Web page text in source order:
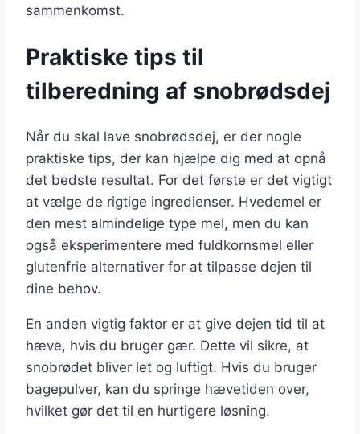
sammenkomst.
Praktiske tips til
tilberedning af snobrødsdej
Når du skal lave snobrødsdej, er der nogle
praktiske tips, der kan hjælpe dig med at opnå
det bedste resultat. For det første er det vigtigt
at vælge de rigtige ingredienser. Hvedemel er
den mest almindelige type mel, men du kan
også eksperimentere med fuldkornsmel eller
glutenfrie alternativer for at tilpasse dejen til
dine behov.
En anden vigtig faktor er at give dejen tid til at
hæve, hvis du bruger gær. Dette vil sikre, at
snobrødet bliver let og luftigt. Hvis du bruger
bagepulver, kan du springe hævetiden over,
hvilket gør det til en hurtigere løsning.